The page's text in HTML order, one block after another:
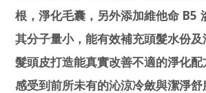
根，淨化毛囊，另外添加維他命 B5
其分子量小，能有效補充頭髮水份
髮頭皮打造能真實改善不適的淨化
感受到前所未有的沁涼冷斂與潔淨舒